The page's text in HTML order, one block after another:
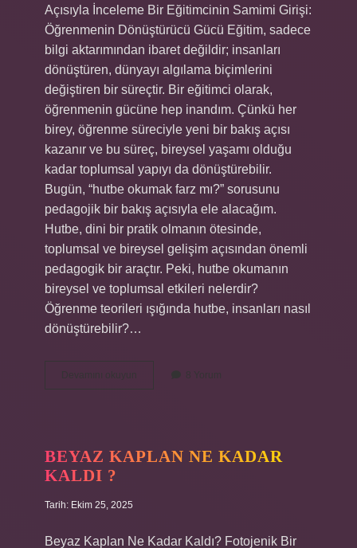
Açısıyla İnceleme Bir Eğitimcinin Samimi Girişi:
Öğrenmenin Dönüştürücü Gücü Eğitim, sadece
bilgi aktarımından ibaret değildir; insanları
dönüştüren, dünyayı algılama biçimlerini
değiştiren bir süreçtir. Bir eğitimci olarak,
öğrenmenin gücüne hep inandım. Çünkü her
birey, öğrenme süreciyle yeni bir bakış açısı
kazanır ve bu süreç, bireysel yaşamı olduğu
kadar toplumsal yapıyı da dönüştürebilir.
Bugün, “hutbe okumak farz mı?” sorusunu
pedagojik bir bakış açısıyla ele alacağım.
Hutbe, dini bir pratik olmanın ötesinde,
toplumsal ve bireysel gelişim açısından önemli
pedagogik bir araçtır. Peki, hutbe okumanın
bireysel ve toplumsal etkileri nelerdir?
Öğrenme teorileri ışığında hutbe, insanları nasıl
dönüştürebilir?…
Devamını okuyun
okumak
8 Yorum
BEYAZ KAPLAN NE KADAR
KALDI ?
Tarih: Ekim 25, 2025
Beyaz Kaplan Ne Kadar Kaldı? Fotojenik Bir